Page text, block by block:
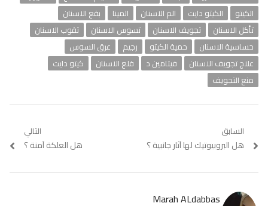
الكيتو
الكيتو دايت الم الاسنان المينا
بقع الاسنان
تأكل الاسنان
تجويف الاسنان تسوس الاسنان
تقوب الاسنان
حساسية الاسنان
حمية الكيتو رجيم
عرق السوس
علاج تجويف الاسنان
فيتامين د قلع الاسنان
كيتو دايت
منع التجويف
تصفّح
المقالات
السابق
Previous
هل البروبيوتيك لها آثار جانبية ؟
التالي
Next
هل العلكة آمنة ؟
Marah ALdabbas